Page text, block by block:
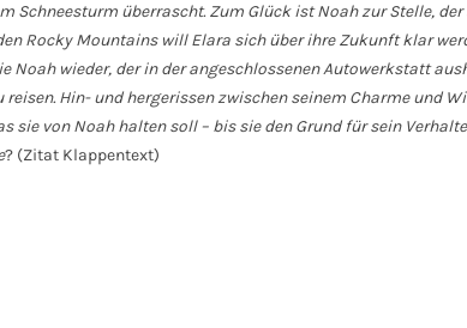
Schneesturm überrascht. Zum Glück ist Noah zur Stelle,
Rocky Mountains will Elara sich über ihre Zukunft klar
Noah wieder, der in der angeschlossenen Autowerkstatt
Hin- und hergerissen zwischen seinem Charme und
sie von Noah halten soll – bis sie den Grund für sein
? (Zitat Klappentext)